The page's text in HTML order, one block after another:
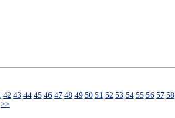
42 43 44 45 46 47 48 49 50 51 52 53 54 55 56 57 58
>>